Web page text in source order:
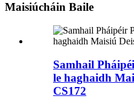
Maisiúcháin Baile
Samhail
le haghaidh
CS172